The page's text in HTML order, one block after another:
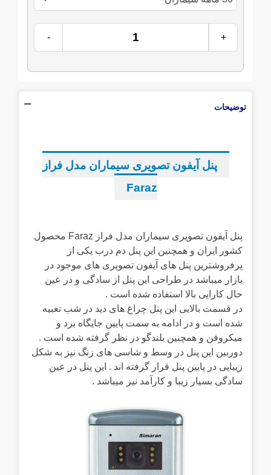
- +
توضیحات
پنل آیفون تصویری سیماران مدل فراز
Faraz
پنل آیفون تصویری سیماران مدل فراز Faraz محصول
کشور ایران و همچنین این پنل دم درب یکی از
پرفروشترین پنل های آیفون تصویری های موجود در
بازار میباشد در طراحی این پنل از سادگی و در عین
حال کارایی بالا استفاده شده است .
در قسمت بالایی این پنل چراغ های دید در شب تعبیه
شده است و در ادامه به سمت پایین جایگاه برد و
میکروفن و همچنین بلندگو در نظر گرفته شده است .
دوربین این پنل در وسط و شاسی های زنگ نیز به شکل
زیبایی در پایین پنل قرار گرفته اند . این پنل در عین
سادگی بسیار زیبا و کارآمد نیز میباشد .